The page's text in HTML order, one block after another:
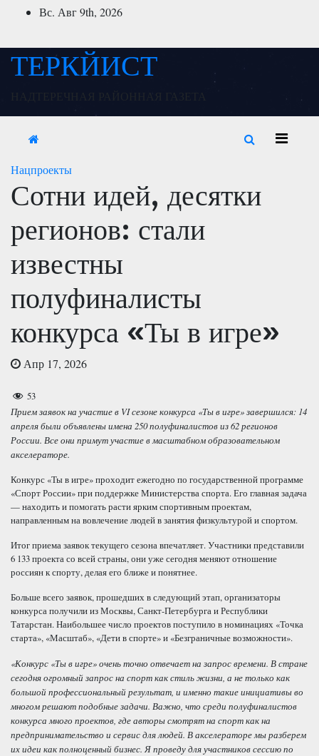
ПерейтиВс. Авг 9th, 2026
ТЕРКЙИСТ
Нацпроекты
Сотни идей, десятки
регионов: стали
известны
полуфиналисты
конкурса «Ты в игре»
Апр 17, 2026
53
Прием заявок на участие в VI сезоне конкурса «Ты в игре» завершился: 14
апреля были объявлены имена 250 полуфиналистов из 62 регионов
России. Все они примут участие в масштабном образовательном
акселераторе.
Конкурс «Ты в игре» проходит ежегодно по государственной программе
«Спорт России» при поддержке Министерства спорта. Его главная задача
— находить и помогать расти ярким спортивным проектам,
направленным на вовлечение людей в занятия физкультурой и спортом.
Итог приема заявок текущего сезона впечатляет. Участники представили
6 133 проекта со всей страны, они уже сегодня меняют отношение
россиян к спорту, делая его ближе и понятнее.
Больше всего заявок, прошедших в следующий этап, организаторы
конкурса получили из Москвы, Санкт-Петербурга и Республики
Татарстан. Наибольшее число проектов поступило в номинациях «Точка
старта», «Масштаб», «Дети в спорте» и «Безграничные возможности».
«Конкурс «Ты в игре» очень точно отвечает на запрос времени. В стране
сегодня огромный запрос на спорт как стиль жизни, а не только как
большой профессиональный результат, и именно такие инициативы во
многом решают подобные задачи. Важно, что среди полуфиналистов
конкурса много проектов, где авторы смотрят на спорт как на
предпринимательство и сервис для людей. В акселераторе мы разберем
их идеи как полноценный бизнес. Я проведу для участников сессию по